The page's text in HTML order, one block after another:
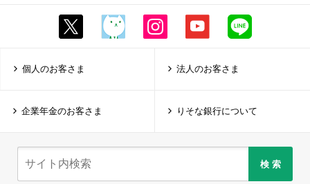
個人のお客さま 法人のお客さま
企業年金のお客さま りそな銀行について
検 索